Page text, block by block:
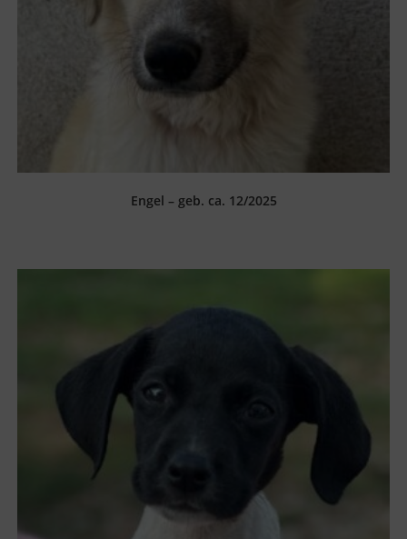
Engel – geb. ca. 12/2025